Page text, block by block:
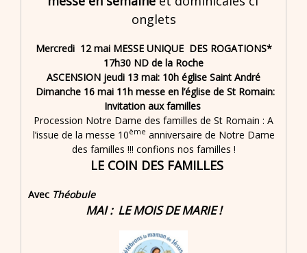
onglets
Mercredi 12 mai MESSE UNIQUE DES ROGATIONS*
17h30 ND de la Roche
ASCENSION jeudi 13 mai: 10h église Saint André
Dimanche 16 mai 11h messe en l’église de St Romain:
Invitation aux familles
Procession Notre Dame des familles de St Romain : A
l’issue de la messe 10ème anniversaire de Notre Dame
des familles !!! confions nos familles !
LE COIN DES FAMILLES
Avec Théobule
MAI : LE MOIS DE MARIE !